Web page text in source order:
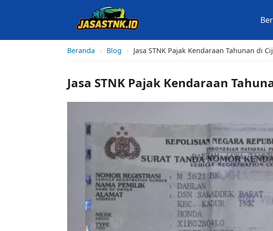
Beranda › Blog › Jasa STNK Pajak Kendaraan Tahunan di
Jasa STNK Pajak Kendaraan